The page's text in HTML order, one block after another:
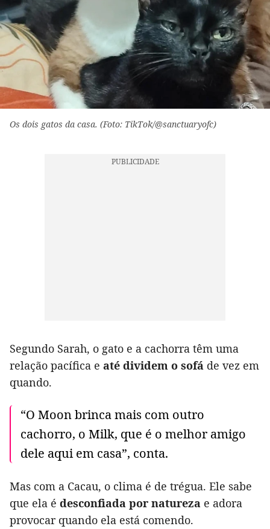
Os dois gatos da casa. (Foto: TikTok/@sanctuaryofc)
Segundo Sarah, o gato e a cachorra têm uma
relação pacífica e até dividem o sofá de vez em
quando.
“O Moon brinca mais com outro
cachorro, o Milk, que é o melhor amigo
dele aqui em casa”, conta.
Mas com a Cacau, o clima é de trégua. Ele sabe
que ela é desconfiada por natureza e adora
provocar quando ela está comendo.